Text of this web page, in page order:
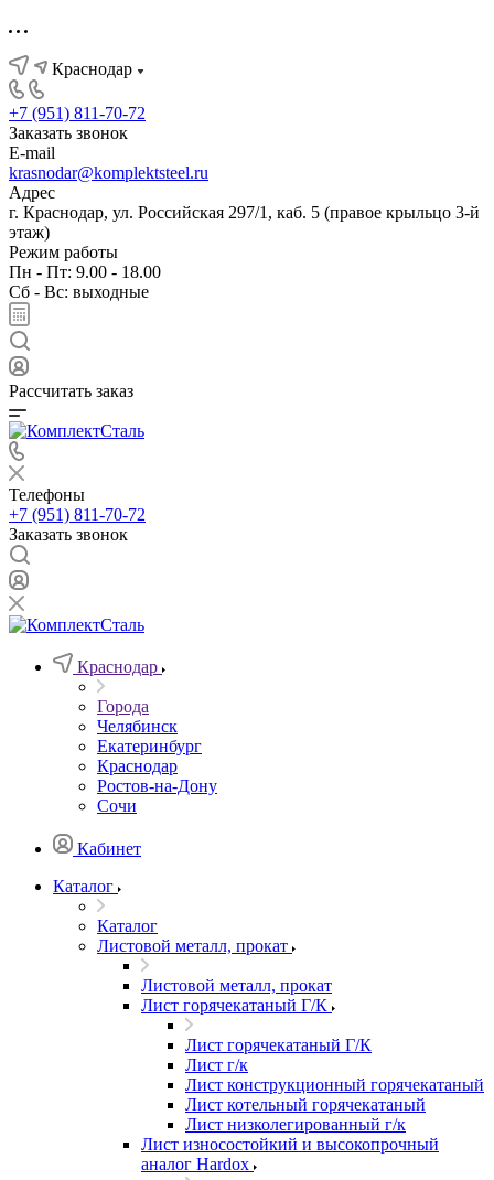
Краснодар
+7 (951) 811-70-72
Заказать звонок
E-mail
krasnodar@komplektsteel.ru
Адрес
г. Краснодар, ул. Российская 297/1, каб. 5 (правое крыльцо 3-й
этаж)
Режим работы
Пн - Пт: 9.00 - 18.00
Сб - Вс: выходные
Рассчитать заказ
Телефоны
+7 (951) 811-70-72
Заказать звонок
Краснодар
Города
Челябинск
Екатеринбург
Краснодар
Ростов-на-Дону
Сочи
Кабинет
Каталог
Каталог
Листовой металл, прокат
Листовой металл, прокат
Лист горячекатаный Г/К
Лист горячекатаный Г/К
Лист г/к
Лист конструкционный горячекатаный
Лист котельный горячекатаный
Лист низколегированный г/к
Лист износостойкий и высокопрочный
аналог Hardox